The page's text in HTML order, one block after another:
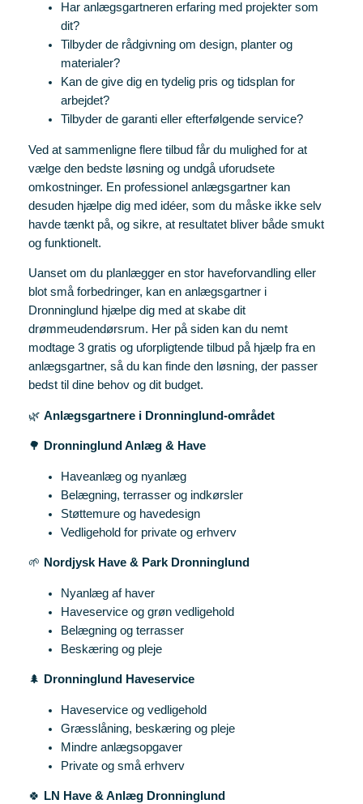
Har anlægsgartneren erfaring med projekter som
dit?
Tilbyder de rådgivning om design, planter og
materialer?
Kan de give dig en tydelig pris og tidsplan for
arbejdet?
Tilbyder de garanti eller efterfølgende service?
Ved at sammenligne flere tilbud får du mulighed for at
vælge den bedste løsning og undgå uforudsete
omkostninger. En professionel anlægsgartner kan
desuden hjælpe dig med idéer, som du måske ikke selv
havde tænkt på, og sikre, at resultatet bliver både smukt
og funktionelt.
Uanset om du planlægger en stor haveforvandling eller
blot små forbedringer, kan en anlægsgartner i
Dronninglund hjælpe dig med at skabe dit
drømmeudendørsrum. Her på siden kan du nemt
modtage 3 gratis og uforpligtende tilbud på hjælp fra en
anlægsgartner, så du kan finde den løsning, der passer
bedst til dine behov og dit budget.
🌿 Anlægsgartnere i Dronninglund-området
🌳 Dronninglund Anlæg & Have
Haveanlæg og nyanlæg
Belægning, terrasser og indkørsler
Støttemure og havedesign
Vedligehold for private og erhverv
🌱 Nordjysk Have & Park Dronninglund
Nyanlæg af haver
Haveservice og grøn vedligehold
Belægning og terrasser
Beskæring og pleje
🌲 Dronninglund Haveservice
Haveservice og vedligehold
Græsslåning, beskæring og pleje
Mindre anlægsopgaver
Private og små erhverv
🍀 LN Have & Anlæg Dronninglund